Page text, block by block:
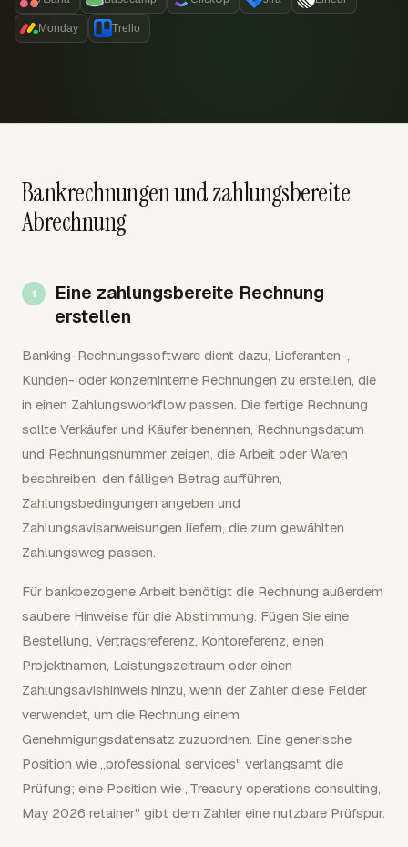
Monday Trello
Bankrechnungen und zahlungsbereite
Abrechnung
Eine zahlungsbereite Rechnung
erstellen
Banking-Rechnungssoftware dient dazu, Lieferanten-,
Kunden- oder konzerninterne Rechnungen zu erstellen, die
in einen Zahlungsworkflow passen. Die fertige Rechnung
sollte Verkäufer und Käufer benennen, Rechnungsdatum
und Rechnungsnummer zeigen, die Arbeit oder Waren
beschreiben, den fälligen Betrag aufführen,
Zahlungsbedingungen angeben und
Zahlungsavisanweisungen liefern, die zum gewählten
Zahlungsweg passen.
Für bankbezogene Arbeit benötigt die Rechnung außerdem
saubere Hinweise für die Abstimmung. Fügen Sie eine
Bestellung, Vertragsreferenz, Kontoreferenz, einen
Projektnamen, Leistungszeitraum oder einen
Zahlungsavishinweis hinzu, wenn der Zahler diese Felder
verwendet, um die Rechnung einem
Genehmigungsdatensatz zuzuordnen. Eine generische
Position wie „professional services" verlangsamt die
Prüfung; eine Position wie „Treasury operations consulting,
May 2026 retainer" gibt dem Zahler eine nutzbare Prüfspur.